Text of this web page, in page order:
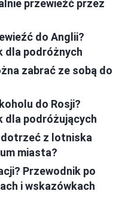
przewieźć przez
do Anglii?
dla podróżnych
zabrać ze sobą do
do Rosji?
dla podróżujących
z lotniska
miasta?
Przewodnik po
i wskazówkach